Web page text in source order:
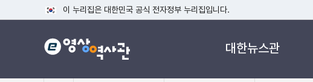
이 누리집은 대한민국 공식 전자정부 누리집입니다.
공식 누리집 주소 확인하기
go.kr 주소를 사용하는 누리집은 대한민국 정부기관이 관리하는 누리집입니다.
대한뉴스관